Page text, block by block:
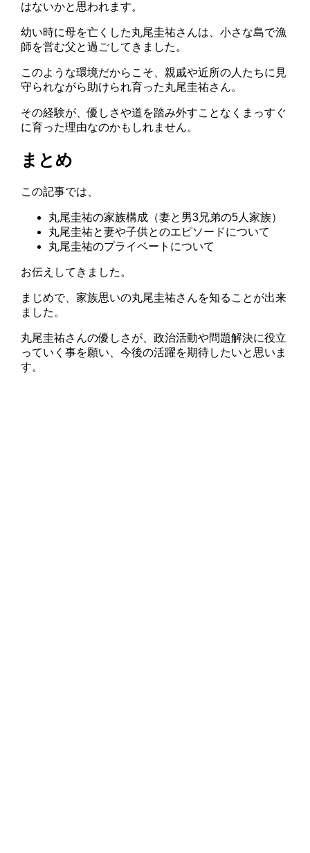
はないかと思われます。
幼い時に母を亡くした丸尾圭祐さんは、小さな島で漁
師を営む父と過ごしてきました。
このような環境だからこそ、親戚や近所の人たちに見
守られながら助けられ育った丸尾圭祐さん。
その経験が、優しさや道を踏み外すことなくまっすぐ
に育った理由なのかもしれません。
まとめ
この記事では、
丸尾圭祐の家族構成（妻と男3兄弟の5人家族）
丸尾圭祐と妻や子供とのエピソードについて
丸尾圭祐のプライベートについて
お伝えしてきました。
まじめで、家族思いの丸尾圭祐さんを知ることが出来
ました。
丸尾圭祐さんの優しさが、政治活動や問題解決に役立
っていく事を願い、今後の活躍を期待したいと思いま
す。